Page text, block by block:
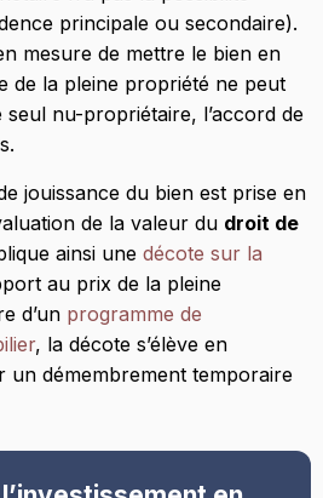
principale ou secondaire).
mesure de mettre le bien en
de la pleine propriété ne peut
seul nu-propriétaire, l’accord de
jouissance du bien est prise en
de la valeur du droit de
ainsi une décote sur la
au prix de la pleine
d’un programme de
, la décote s’élève en
un démembrement temporaire